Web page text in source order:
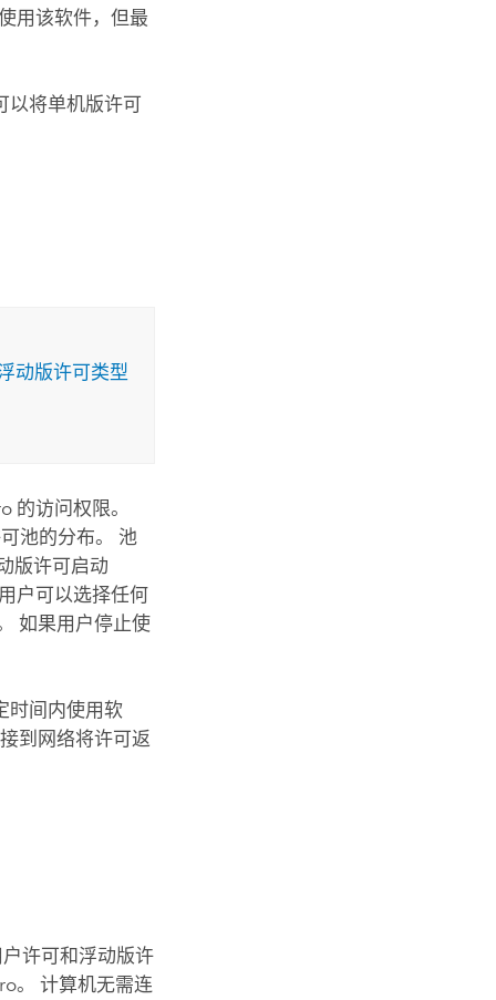
用该软件，但最
以将单机版许可
动版许可类型
的访问权限。
池的分布。 池
版许可启动
户可以选择任何
如果用户停止使
时间内使用软
到网络将许可返
许可和浮动版许
。 计算机无需连